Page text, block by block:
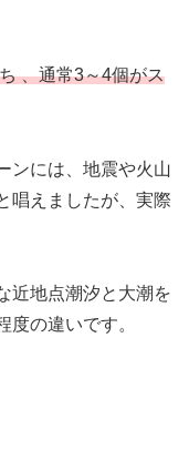
、通常3～4個がス
ンには、地震や火山
唱えましたが、実際
近地点潮汐と大潮を
度の違いです。